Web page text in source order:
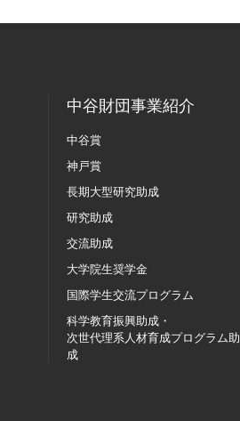
中谷財団事業紹介
中谷賞
神戸賞
長期大型研究助成
研究助成
交流助成
大学院生奨学金
国際学生交流プログラム
科学教育振興助成・
次世代理系人材育成プログラム助
成